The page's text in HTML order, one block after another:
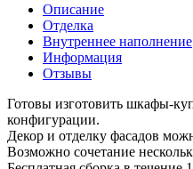
Описание
Отделка
Внутреннее наполнение
Информация
Отзывы
Готовы изготовить шкафы-
конфигурации.
Декор и отделку фасадов
Возможно сочетание